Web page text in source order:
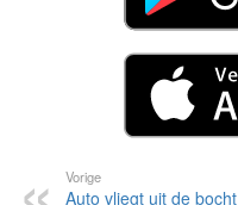
Vorige
Auto vliegt uit de